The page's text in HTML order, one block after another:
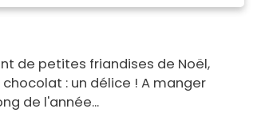
de petites friandises de Noël,
: un délice ! A manger
de l'année...